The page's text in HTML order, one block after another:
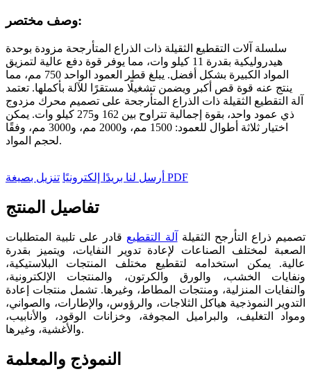
وصف مختصر:
سلسلة آلات التقطيع الثقيلة ذات الذراع المتأرجحة مزودة بوحدة
هيدروليكية بقدرة 11 كيلو وات، مما يوفر قوة دفع عالية لتمزيق
المواد الكبيرة بشكل أفضل. يبلغ قطر العمود الواحد 750 مم، مما
ينتج عنه قوة قص أكبر ويضمن تشغيلًا مستقرًا للآلة بأكملها. تعتمد
آلة التقطيع الثقيلة ذات الذراع المتأرجحة على تصميم محرك مزدوج
ذي عمود واحد، بقوة إجمالية تتراوح بين 162 و275 كيلو وات. يمكن
اختيار ثلاثة أطوال للعمود: 1500 مم، و2000 مم، و3000 مم، وفقًا
لحجم المواد.
أرسل لنا بريدًا إلكترونيًا تنزيل بصيغة PDF
تفاصيل المنتج
تصميم ذراع التأرجح الثقيلة آلة التقطيع قادر على تلبية المتطلبات
الصعبة لمختلف الصناعات لإعادة تدوير النفايات، ويتميز بقدرة
عالية. يمكن استخدامه لتقطيع مختلف المنتجات البلاستيكية،
ونفايات الخشب، والورق والكرتون، والمنتجات الإلكترونية،
والنفايات المنزلية، ومنتجات المطاط، وغيرها. تشمل منتجات إعادة
التدوير النموذجية هياكل الثلاجات، والرؤوس، والإطارات، والصواني،
ومواد التغليف، والبراميل المجوفة، وخزانات الوقود، والأنابيب،
والأغشية، وغيرها.
النموذج والمعلمة